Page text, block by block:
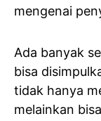
mengenai
Ada banyak
bisa
tidak hanya
melainkan